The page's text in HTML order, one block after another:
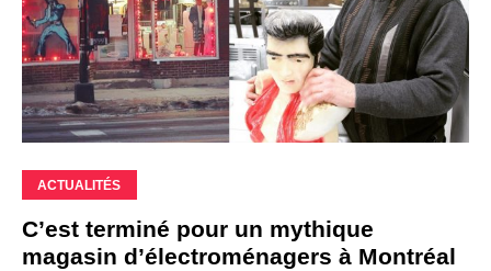
ACTUALITÉS
C’est terminé pour un mythique
magasin d’électroménagers à Montréal